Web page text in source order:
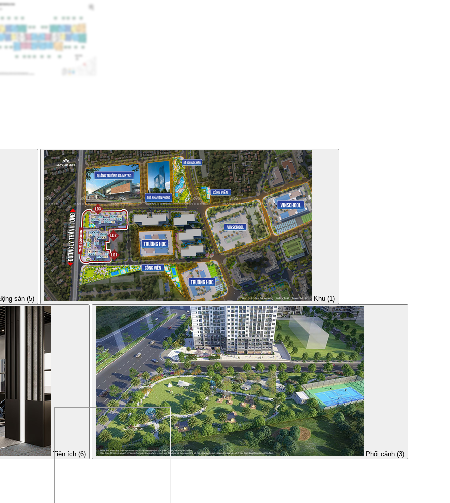
sản (5) Khu (1)
Tiện ích (6) Phối cảnh (3)